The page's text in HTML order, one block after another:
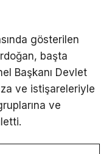
gösterilen
başta
Başkanı Devlet
ve istişareleriyle
ve